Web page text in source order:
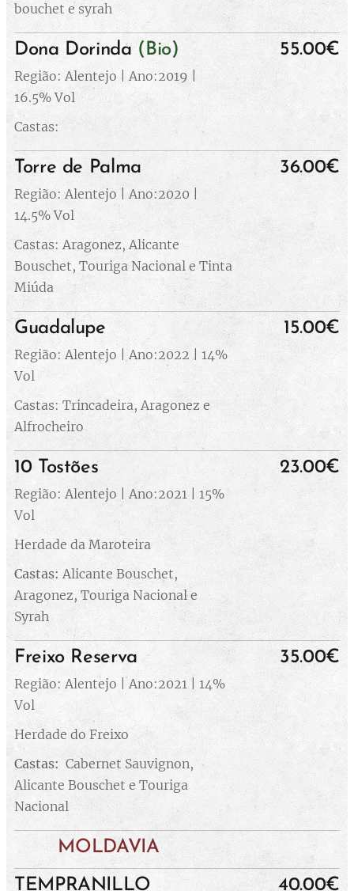
bouchet e syrah
Dona Dorinda (Bio)
Região: Alentejo | Ano:2019 |
16.5% Vol
Castas:
55.00€
Torre de Palma
Região: Alentejo | Ano:2020 |
14.5% Vol
Castas: Aragonez, Alicante
Bouschet, Touriga Nacional e Tinta
Miúda
36.00€
Guadalupe
Região: Alentejo | Ano:2022 | 14%
Vol
Castas: Trincadeira, Aragonez e
Alfrocheiro
15.00€
10 Tostões
Região: Alentejo | Ano:2021 | 15%
Vol
Herdade da Maroteira
Castas: Alicante Bouschet,
Aragonez, Touriga Nacional e
Syrah
23.00€
Freixo Reserva
Região: Alentejo | Ano:2021 | 14%
Vol
Herdade do Freixo
Castas: Cabernet Sauvignon,
Alicante Bouschet e Touriga
Nacional
35.00€
MOLDAVIA
TEMPRANILLO
40.00€